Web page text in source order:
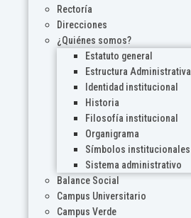
Rectoría
Direcciones
¿Quiénes somos?
Estatuto general
Estructura Administrativa
Identidad institucional
Historia
Filosofía institucional
Organigrama
Símbolos institucionales
Sistema administrativo
Balance Social
Campus Universitario
Campus Verde